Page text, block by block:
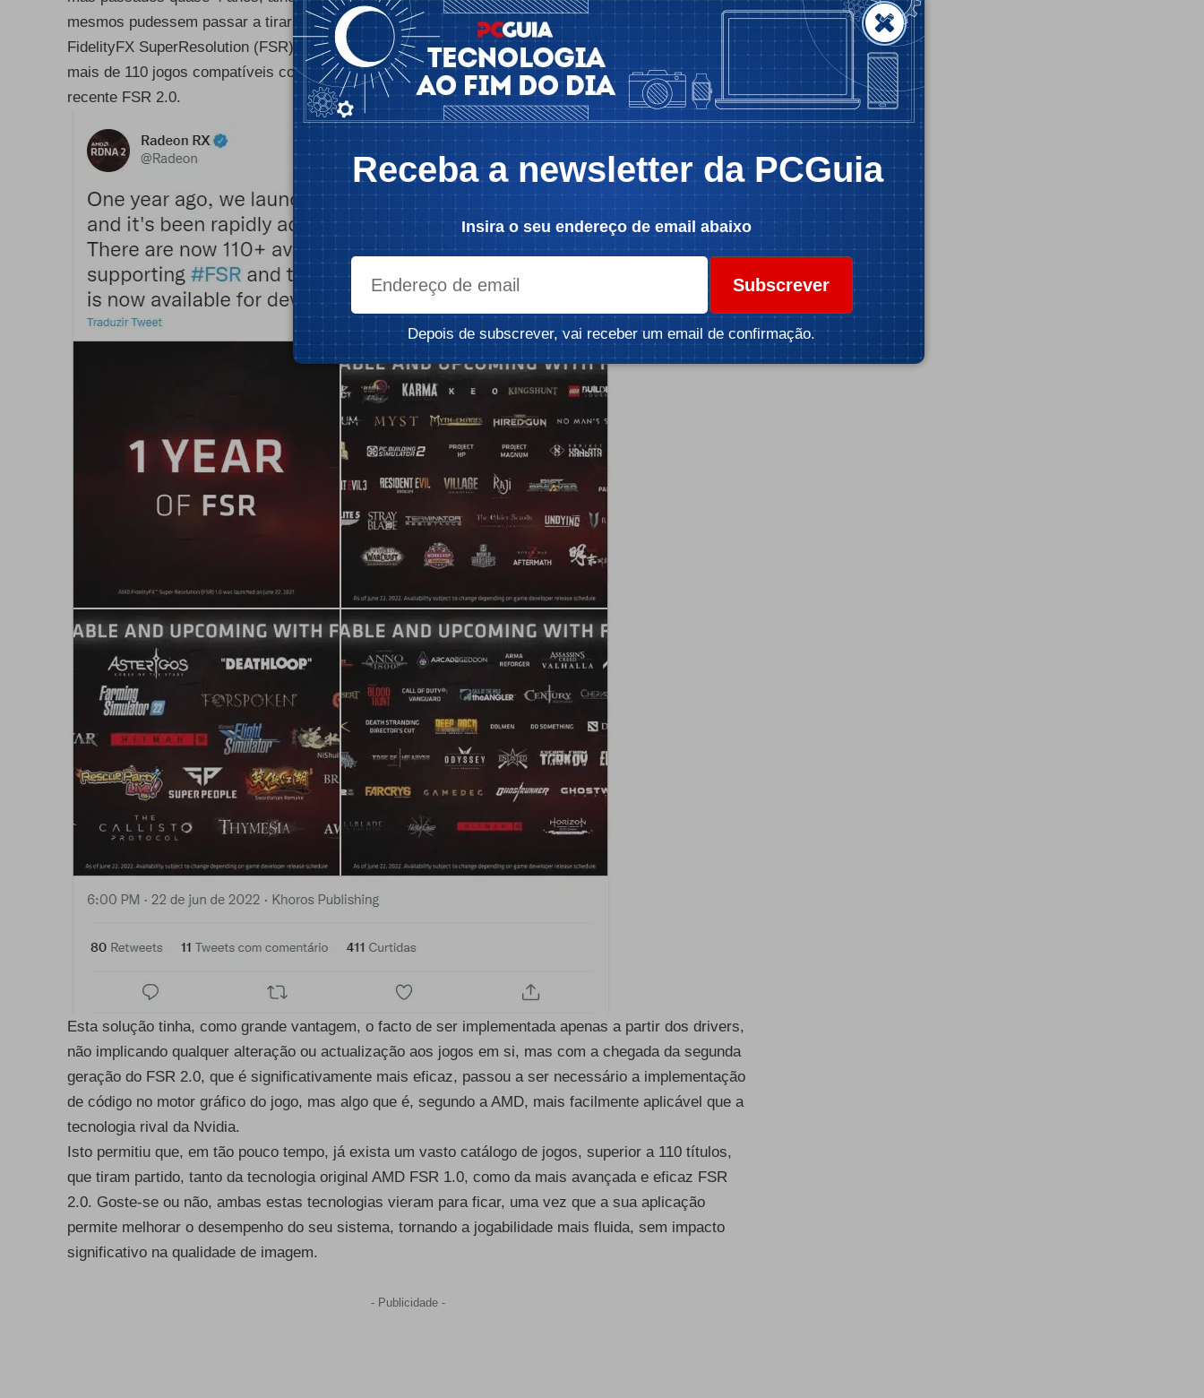
mesmos pudessem passar a tirar partido do DLSS. Curiosamente, a tecnologia rival da AMD, o AMD
FidelityFX SuperResolution (FSR), que celebra agora um ano desde o seu lançamento, já conta com
mais de 110 jogos compatíveis com a mesma, tanto na variante original FSR 1.0, como na mais
recente FSR 2.0.
Esta solução tinha, como grande vantagem, o facto de ser implementada apenas a partir dos drivers,
não implicando qualquer alteração ou actualização aos jogos em si, mas com a chegada da segunda
geração do FSR 2.0, que é significativamente mais eficaz, passou a ser necessário a implementação
de código no motor gráfico do jogo, mas algo que é, segundo a AMD, mais facilmente aplicável que a
tecnologia rival da Nvidia.
Isto permitiu que, em tão pouco tempo, já exista um vasto catálogo de jogos, superior a 110 títulos,
que tiram partido, tanto da tecnologia original AMD FSR 1.0, como da mais avançada e eficaz FSR
2.0. Goste-se ou não, ambas estas tecnologias vieram para ficar, uma vez que a sua aplicação
permite melhorar o desempenho do seu sistema, tornando a jogabilidade mais fluida, sem impacto
significativo na qualidade de imagem.
- Publicidade -
Receba a newsletter da PCGuia
Insira o seu endereço de email abaixo
Subscrever
Depois de subscrever, vai receber um email de confirmação.